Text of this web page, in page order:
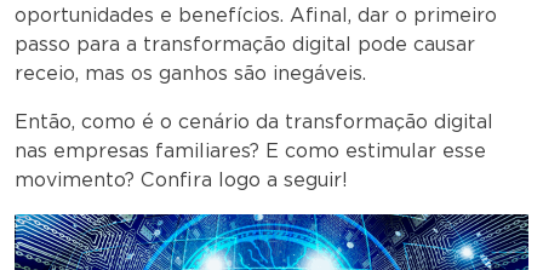
oportunidades e benefícios. Afinal, dar o primeiro
passo para a transformação digital pode causar
receio, mas os ganhos são inegáveis.
Então, como é o cenário da transformação digital
nas empresas familiares? E como estimular esse
movimento? Confira logo a seguir!